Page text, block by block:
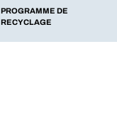
PROGRAMME DE
RECYCLAGE